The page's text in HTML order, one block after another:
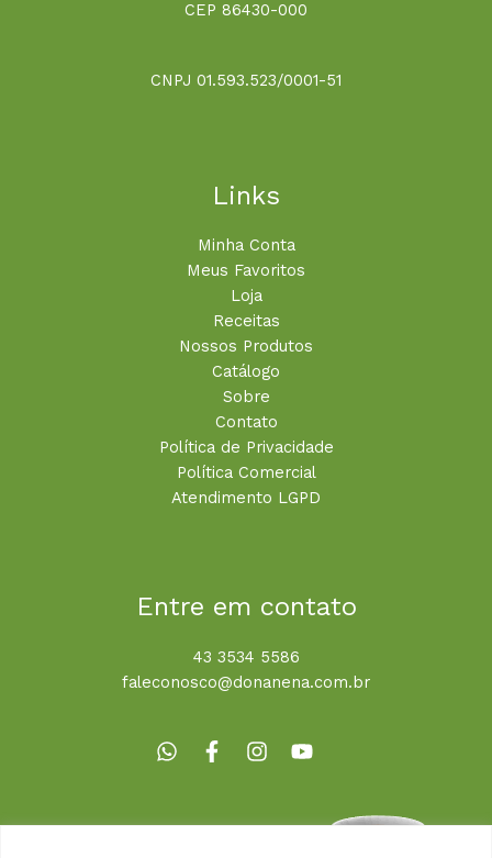
CEP 86430-000
CNPJ 01.593.523/0001-51
Links
Minha Conta
Meus Favoritos
Loja
Receitas
Nossos Produtos
Catálogo
Sobre
Contato
Política de Privacidade
Política Comercial
Atendimento LGPD
Entre em contato
43 3534 5586
faleconosco@donanena.com.br